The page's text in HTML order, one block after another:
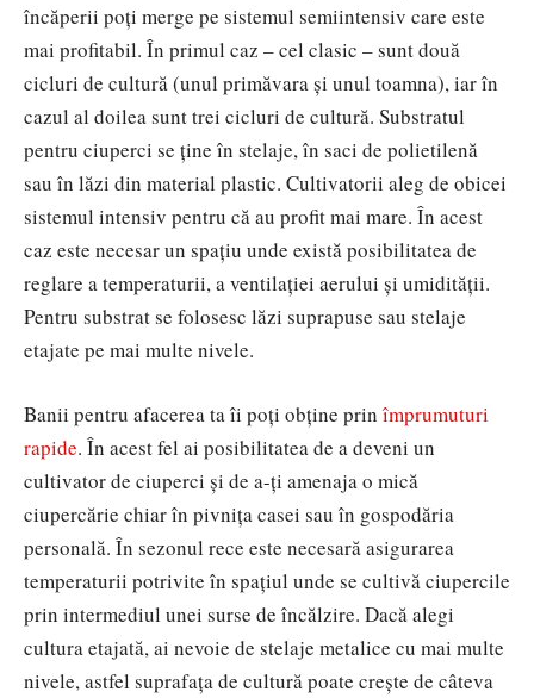
încăperii poți merge pe sistemul semiintensiv care este
mai profitabil. În primul caz – cel clasic – sunt două
cicluri de cultură (unul primăvara și unul toamna), iar în
cazul al doilea sunt trei cicluri de cultură. Substratul
pentru ciuperci se ține în stelaje, în saci de polietilenă
sau în lăzi din material plastic. Cultivatorii aleg de obicei
sistemul intensiv pentru că au profit mai mare. În acest
caz este necesar un spațiu unde există posibilitatea de
reglare a temperaturii, a ventilației aerului și umidității.
Pentru substrat se folosesc lăzi suprapuse sau stelaje
etajate pe mai multe nivele.
Banii pentru afacerea ta îi poți obține prin împrumuturi
rapide. În acest fel ai posibilitatea de a deveni un
cultivator de ciuperci și de a-ți amenaja o mică
ciupercărie chiar în pivnița casei sau în gospodăria
personală. În sezonul rece este necesară asigurarea
temperaturii potrivite în spațiul unde se cultivă ciupercile
prin intermediul unei surse de încălzire. Dacă alegi
cultura etajată, ai nevoie de stelaje metalice cu mai multe
nivele, astfel suprafața de cultură poate crește de câteva